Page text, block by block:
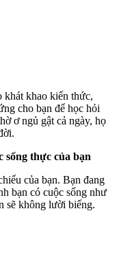
khát khao kiến thức,
cho bạn để học hỏi
ơ ngủ gật cả ngày, họ
sống thực của bạn
của bạn. Bạn đang
bạn có cuộc sống như
sẽ không lười biếng.